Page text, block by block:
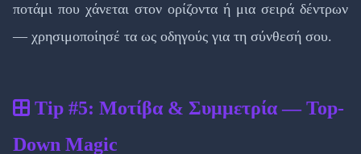
ποτάμι που χάνεται στον ορίζοντα ή μια σειρά δέντρων
— χρησιμοποίησέ τα ως οδηγούς για τη σύνθεσή σου.
Tip #5: Μοτίβα & Συμμετρία — Top-
Down Magic